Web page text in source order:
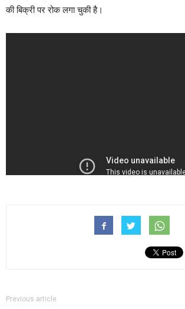
की बिक्री पर रोक लगा चुकी है।
Previous article